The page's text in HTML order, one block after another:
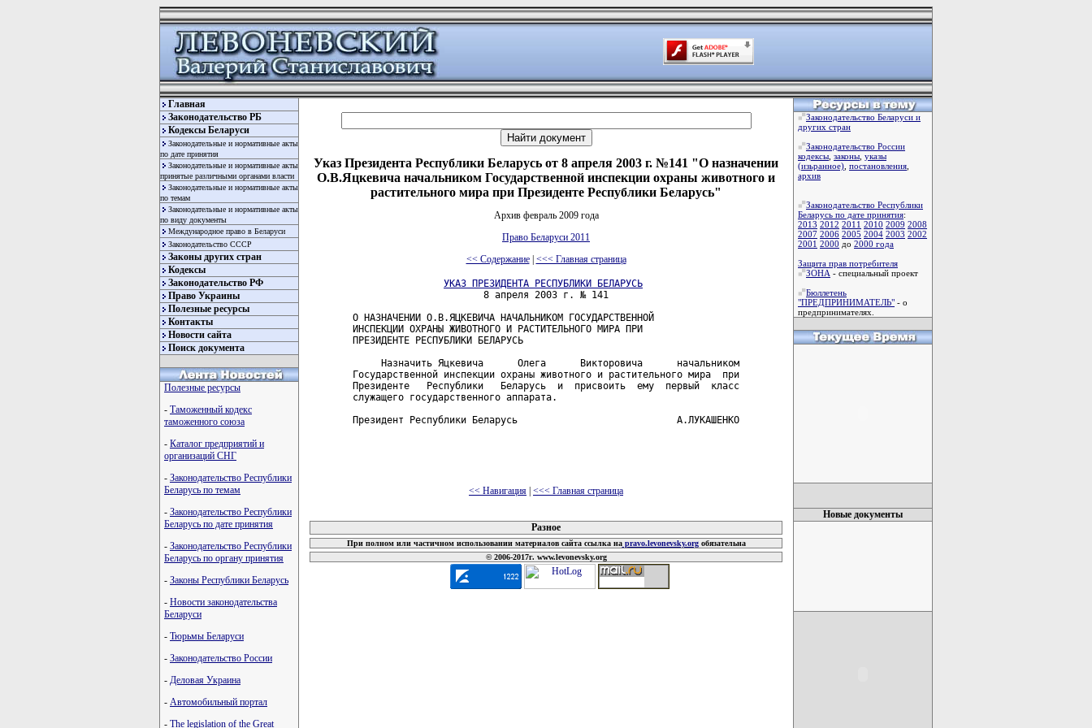
Главная
Законодательство РБ
Кодексы Беларуси
Законодательные и нормативные акты
по дате принятия
Законодательные и нормативные акты
принятые различными органами власти
Законодательные и нормативные акты
по темам
Законодательные и нормативные акты
по виду документы
Международное право в Беларуси
Законодательство СССР
Законы других стран
Кодексы
Законодательство РФ
Право Украины
Полезные ресурсы
Контакты
Новости сайта
Поиск документа
Полезные ресурсы
- Таможенный кодекс
таможенного союза
- Каталог предприятий и
организаций СНГ
- Законодательство Республики
Беларусь по темам
- Законодательство Республики
Беларусь по дате принятия
- Законодательство Республики
Беларусь по органу принятия
- Законы Республики Беларусь
- Новости законодательства
Беларуси
- Тюрьмы Беларуси
- Законодательство России
- Деловая Украина
- Автомобильный портал
- The legislation of the Great
Указ Президента Республики Беларусь от 8 апреля 2003 г. №141 "О назначении
О.В.Яцкевича начальником Государственной инспекции охраны животного и
растительного мира при Президенте Республики Беларусь"
Архив февраль 2009 года
Право Беларуси 2011
<< Содержание| <<< Главная страница
УКАЗ ПРЕЗИДЕНТА РЕСПУБЛИКИ БЕЛАРУСЬ
                       8 апреля 2003 г. № 141
О НАЗНАЧЕНИИ О.В.ЯЦКЕВИЧА НАЧАЛЬНИКОМ ГОСУДАРСТВЕННОЙ
ИНСПЕКЦИИ ОХРАНЫ ЖИВОТНОГО И РАСТИТЕЛЬНОГО МИРА ПРИ
ПРЕЗИДЕНТЕ РЕСПУБЛИКИ БЕЛАРУСЬ
     Назначить Яцкевича      Олега      Викторовича      начальником
Государственной инспекции охраны животного и растительного мира  при
Президенте   Республики   Беларусь  и  присвоить  ему  первый  класс
служащего государственного аппарата.
Президент Республики Беларусь                            А.ЛУКАШЕНКО
<< Навигация <<< Главная страница
Разное
При полном или частичном использовании материалов сайта ссылка наpravo.levonevsky.orgобязательна
© 2006-2017г. www.levonevsky.org
Законодательство Беларуси и
других стран
Законодательство России
кодексы законы указы
(изьранное) постановления
архив
Законодательство Республики
Беларусь по дате принятия:
2013 2012 2011 2010 2009 2008
2007 2006 2005 2004 2003 2002
2001 2000 до 2000 года
Защита прав потребителя
ЗОНА - специальный проект
Бюллетень
"ПРЕДПРИНИМАТЕЛЬ" - о
предпринимателях.
Новые документы